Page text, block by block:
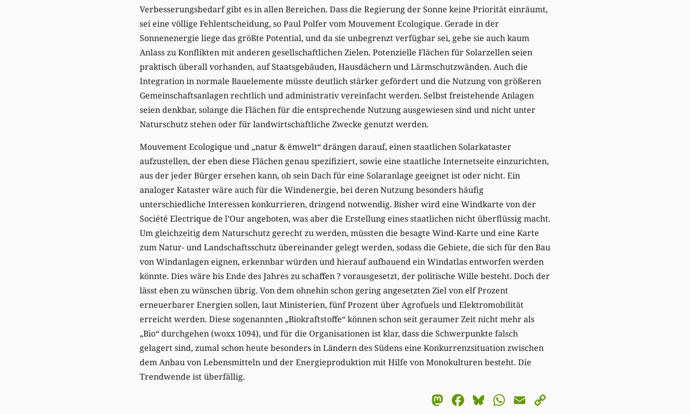
Verbesserungsbedarf gibt es in allen Bereichen. Dass die Regierung der Sonne keine Priorität einräumt,
sei eine völlige Fehlentscheidung, so Paul Polfer vom Mouvement Ecologique. Gerade in der
Sonnenenergie liege das größte Potential, und da sie unbegrenzt verfügbar sei, gebe sie auch kaum
Anlass zu Konflikten mit anderen gesellschaftlichen Zielen. Potenzielle Flächen für Solarzellen seien
praktisch überall vorhanden, auf Staatsgebäuden, Hausdächern und Lärmschutzwänden. Auch die
Integration in normale Bauelemente müsste deutlich stärker gefördert und die Nutzung von größeren
Gemeinschaftsanlagen rechtlich und administrativ vereinfacht werden. Selbst freistehende Anlagen
seien denkbar, solange die Flächen für die entsprechende Nutzung ausgewiesen sind und nicht unter
Naturschutz stehen oder für landwirtschaftliche Zwecke genutzt werden.
Mouvement Ecologique und „natur & ëmwelt“ drängen darauf, einen staatlichen Solarkataster
aufzustellen, der eben diese Flächen genau spezifiziert, sowie eine staatliche Internetseite einzurichten,
aus der jeder Bürger ersehen kann, ob sein Dach für eine Solaranlage geeignet ist oder nicht. Ein
analoger Kataster wäre auch für die Windenergie, bei deren Nutzung besonders häufig
unterschiedliche Interessen konkurrieren, dringend notwendig. Bisher wird eine Windkarte von der
Société Electrique de l’Our angeboten, was aber die Erstellung eines staatlichen nicht überflüssig macht.
Um gleichzeitig dem Naturschutz gerecht zu werden, müssten die besagte Wind-Karte und eine Karte
zum Natur- und Landschaftsschutz übereinander gelegt werden, sodass die Gebiete, die sich für den Bau
von Windanlagen eignen, erkennbar würden und hierauf aufbauend ein Windatlas entworfen werden
könnte. Dies wäre bis Ende des Jahres zu schaffen ? vorausgesetzt, der politische Wille besteht. Doch der
lässt eben zu wünschen übrig. Von dem ohnehin schon gering angesetzten Ziel von elf Prozent
erneuerbarer Energien sollen, laut Ministerien, fünf Prozent über Agrofuels und Elektromobilität
erreicht werden. Diese sogenannten „Biokraftstoffe“ können schon seit geraumer Zeit nicht mehr als
„Bio“ durchgehen (woxx 1094), und für die Organisationen ist klar, dass die Schwerpunkte falsch
gelagert sind, zumal schon heute besonders in Ländern des Südens eine Konkurrenzsituation zwischen
dem Anbau von Lebensmitteln und der Energieproduktion mit Hilfe von Monokulturen besteht. Die
Trendwende ist überfällig.
Mastodon
Facebook
Bluesky
WhatsApp
Email